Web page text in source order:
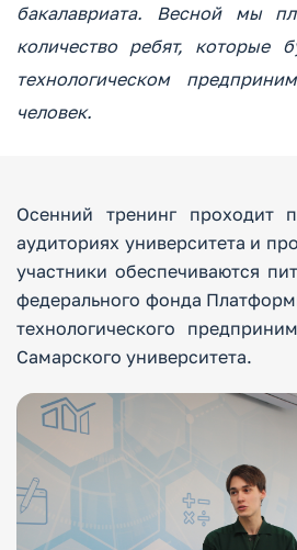
бакалавриата. Весной мы
количество ребят, которые
технологическом
человек.
Осенний тренинг проходит
аудиториях университета и
участники обеспечиваются
федерального фонда
технологического
Самарского университета.